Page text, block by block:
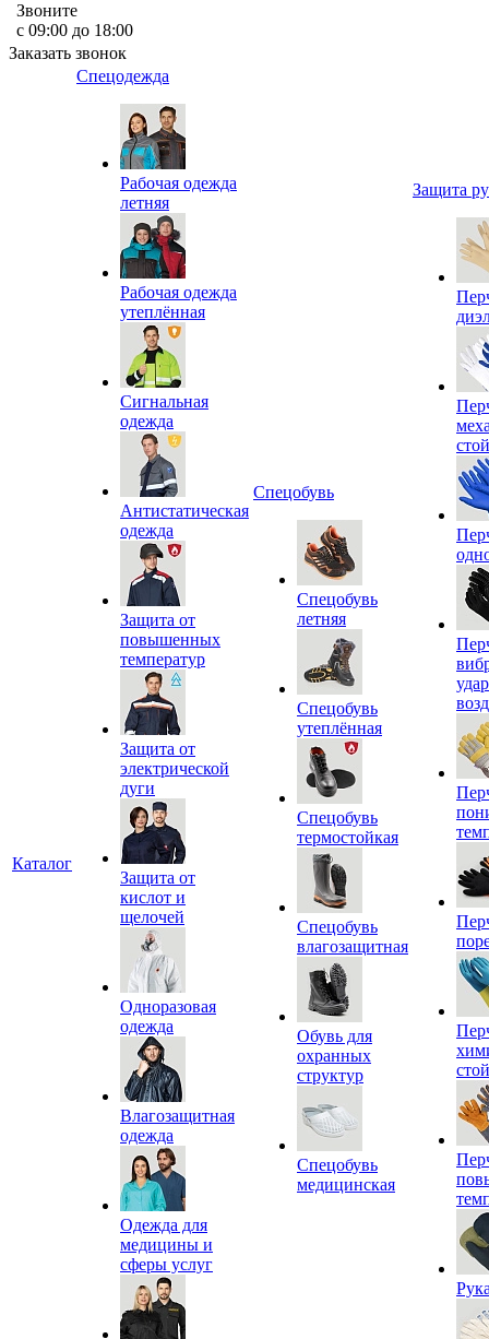
Звоните
с 09:00 до 18:00
Заказать звонок
Каталог
Спецодежда
Рабочая одежда
летняя
Рабочая одежда
утеплённая
Сигнальная
одежда
Антистатическая
одежда
Защита от
повышенных
температур
Защита от
электрической
дуги
Защита от
кислот и
щелочей
Одноразовая
одежда
Влагозащитная
одежда
Одежда для
медицины и
сферы услуг
Спецобувь
Спецобувь
летняя
Спецобувь
утеплённая
Спецобувь
термостойкая
Спецобувь
влагозащитная
Обувь для
охранных
структур
Спецобувь
медицинская
Защита